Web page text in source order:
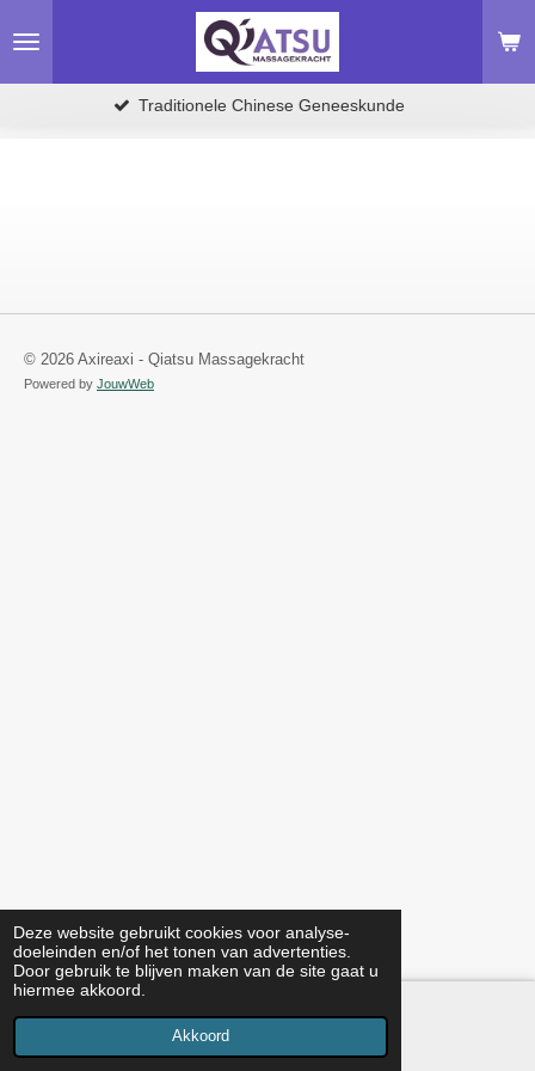
Deze website gebruikt cookies voor analyse-
doeleinden en/of het tonen van advertenties.
Door gebruik te blijven maken van de site gaat u
hiermee akkoord.
Akkoord
direct
Traditionele Chinese Geneeskunde
© 2026 Axireaxi - Qiatsu Massagekracht
Powered by JouwWeb
E-mailadres